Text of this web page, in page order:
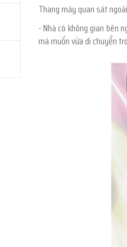
Thang máy quan sát
- Nhà có không gian bên
mà muốn vừa di chuyển